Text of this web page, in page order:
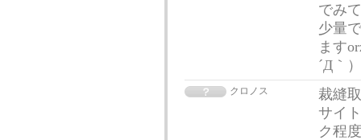
でみ
少量
ます
´Д｀
クロノス
裁縫
サイ
ク程